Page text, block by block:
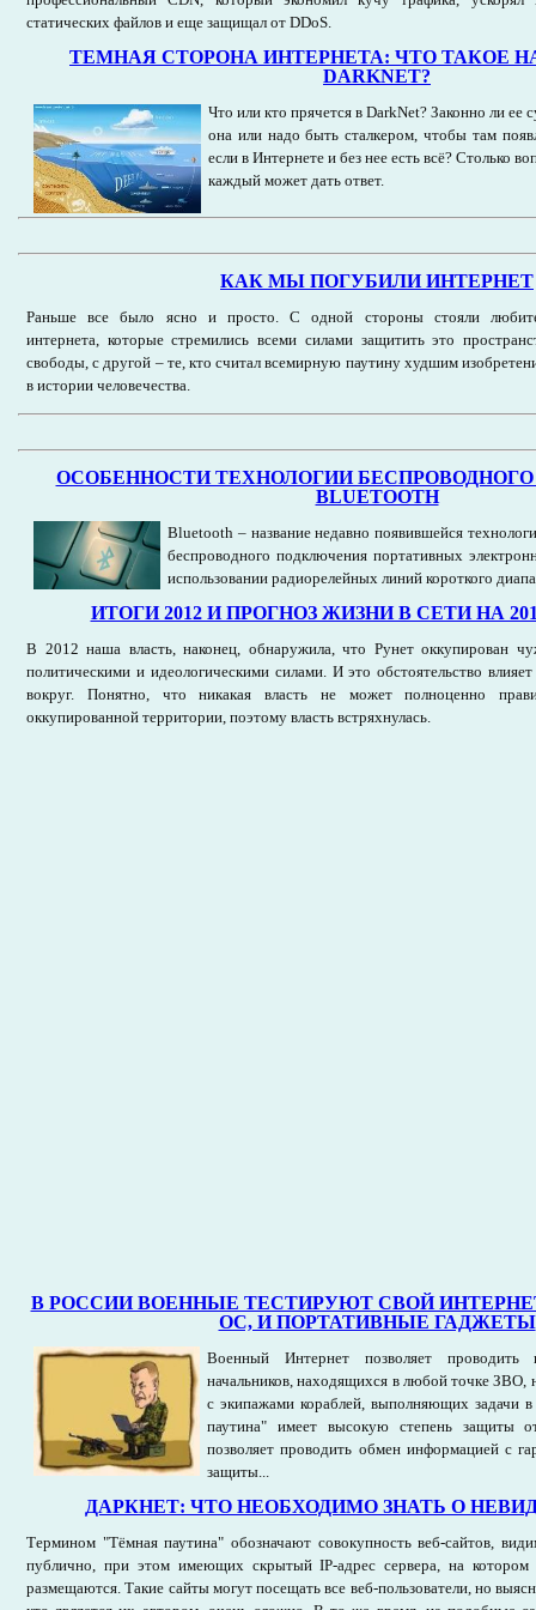
статических файлов и еще защищал от DDoS.
ТЕМНАЯ СТОРОНА ИНТЕРНЕТА: ЧТО ТАКОЕ
DARKNET?
Что или кто прячется в DarkNet? Законно ли ее
она или надо быть сталкером, чтобы там
если в Интернете и без нее есть всё? Столько
каждый может дать ответ.
КАК МЫ ПОГУБИЛИ ИНТЕРНЕТ
Раньше все было ясно и просто. С одной стороны стояли
интернета, которые стремились всеми силами защитить это
свободы, с другой – те, кто считал всемирную паутину худшим
в истории человечества.
ОСОБЕННОСТИ ТЕХНОЛОГИИ
BLUETOOTH
Bluetooth – название недавно появившейся
беспроводного подключения портативных
использовании радиорелейных линий короткого
ИТОГИ 2012 И ПРОГНОЗ ЖИЗНИ В СЕТИ НА
В 2012 наша власть, наконец, обнаружила, что Рунет оккупирован
политическими и идеологическими силами. И это обстоятельство
вокруг. Понятно, что никакая власть не может полноценно
оккупированной территории, поэтому власть встряхнулась.
В РОССИИ ВОЕННЫЕ ТЕСТИРУЮТ СВОЙ
ОС, И ПОРТАТИВНЫЕ ГАДЖЕТЫ
Военный Интернет позволяет проводить
начальников, находящихся в любой точке ЗВО,
с экипажами кораблей, выполняющих задачи
паутина" имеет высокую степень защиты
позволяет проводить обмен информацией с
защиты...
ДАРКНЕТ: ЧТО НЕОБХОДИМО ЗНАТЬ О
Термином "Тёмная паутина" обозначают совокупность веб-сайтов,
публично, при этом имеющих скрытый IP-адрес сервера, на котором
размещаются. Такие сайты могут посещать все веб-пользователи, но